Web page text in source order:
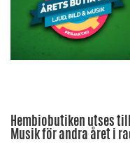
Hembiobutiken utses
Musik för andra året i